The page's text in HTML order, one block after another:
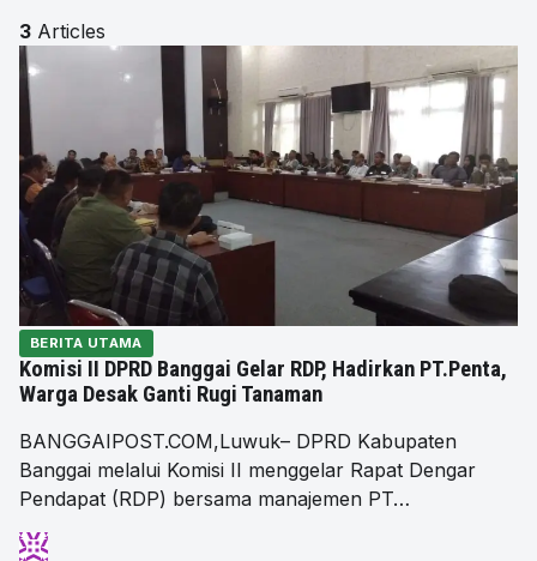
3 Articles
BERITA UTAMA
Komisi II DPRD Banggai Gelar RDP, Hadirkan PT.Penta,
Warga Desak Ganti Rugi Tanaman
BANGGAIPOST.COM,Luwuk– DPRD Kabupaten
Banggai melalui Komisi II menggelar Rapat Dengar
Pendapat (RDP) bersama manajemen PT…